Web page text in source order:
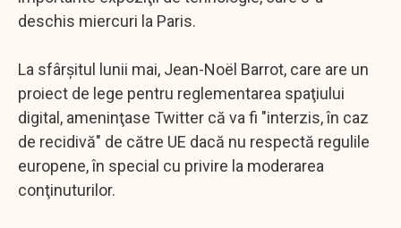
deschis miercuri la Paris.
La sfârşitul lunii mai, Jean-Noël Barrot, care are un
proiect de lege pentru reglementarea spaţiului
digital, ameninţase Twitter că va fi "interzis, în caz
de recidivă" de către UE dacă nu respectă regulile
europene, în special cu privire la moderarea
conţinuturilor.